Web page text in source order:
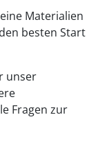
Materialien
besten Start
unser
Fragen zur